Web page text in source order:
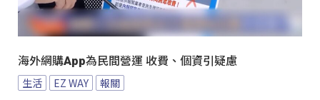
海外網購App為民間營運 收費、個資引疑慮
生活 EZ WAY 報關